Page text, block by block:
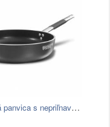
Hliníková panvica s nepriľnavým…